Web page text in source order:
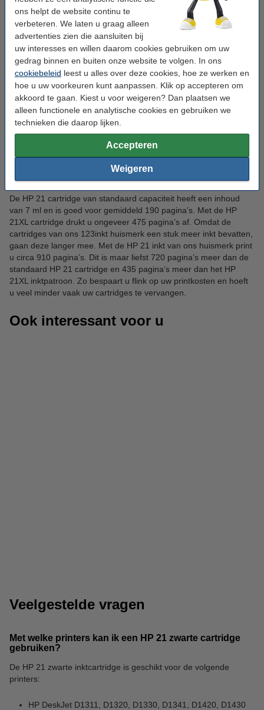
ons helpt de website continu te
verbeteren. We laten u graag alleen
advertenties zien die aansluiten bij
uw interesses en willen daarom cookies gebruiken om uw
gedrag binnen en buiten onze website te volgen. In ons
cookiebeleid leest u alles over deze cookies, hoe ze werken en
hoe u uw voorkeuren kunt aanpassen. Klik op accepteren om
akkoord te gaan. Kiest u voor weigeren? Dan plaatsen we
alleen functionele en analytische cookies en gebruiken we
technieken die daarop lijken.
Accepteren
Weigeren
cartridges van ons huismerk
Met onze huismerkcartridges drukt u meer pagina’s af dan met
de HP 21 inktpatronen van standaard en hoge capaciteit. In de
tabel hieronder ziet u het grote verschil in capaciteit.
Cartridge HP 21
123inkt
huismerk
HP 21XL
123inkt
huismerk
standaard
capaciteit
standaard
capaciteit
hoge
capaciteit
hoge
capaciteit
Inhoud 7 ml 23 ml 12 ml 23 ml
190
910
pagina's
475
910
De HP 21 cartridge van standaard capaciteit heeft een inhoud
van 7 ml en is goed voor gemiddeld 190 pagina’s. Met de HP
21XL cartridge drukt u ongeveer 475 pagina’s af. Omdat de
cartridges van ons 123inkt huismerk een stuk meer inkt bevatten,
gaan deze langer mee. Met de HP 21 inkt van ons huismerk print
u circa 910 pagina’s. Dit is maar liefst 720 pagina’s meer dan de
standaard HP 21 cartridge en 435 pagina’s meer dan het HP
21XL inktpatroon. Zo bespaart u flink op uw printkosten en hoeft
u veel minder vaak uw cartridges te vervangen.
Ook interessant voor u
Printerkabels
Veelgestelde vragen
Met welke printers kan ik een HP 21 zwarte cartridge
gebruiken?
De HP 21 zwarte inktcartridge is geschikt voor de volgende
printers:
HP DeskJet D1311, D1320, D1330, D1341, D1420, D1430